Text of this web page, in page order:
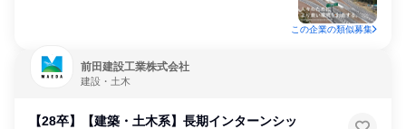
この企業の類似募集
前田建設工業株式会社
建設・土木
【28卒】【建築・土木系】長期インターンシッ